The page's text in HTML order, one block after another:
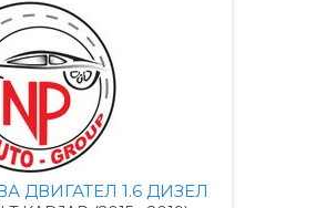
ДВИГАТЕЛ 1.6 ДИЗЕЛ